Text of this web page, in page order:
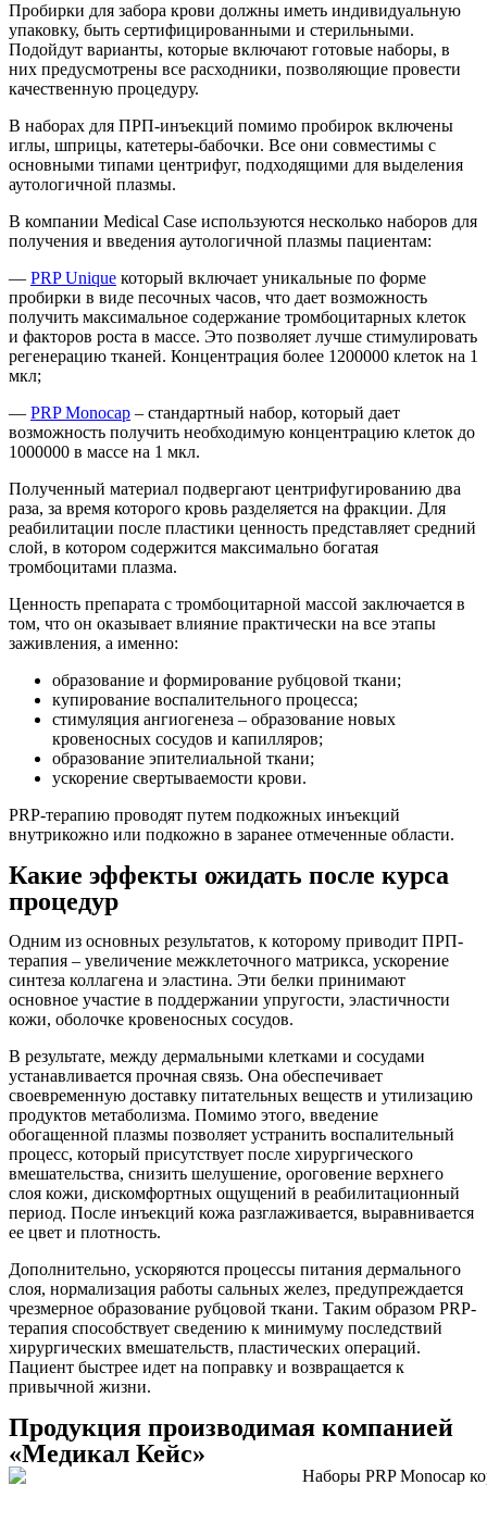
Пробирки для забора крови должны иметь индивидуальную
упаковку, быть сертифицированными и стерильными.
Подойдут варианты, которые включают готовые наборы, в
них предусмотрены все расходники, позволяющие провести
качественную процедуру.
В наборах для ПРП-инъекций помимо пробирок включены
иглы, шприцы, катетеры-бабочки. Все они совместимы с
основными типами центрифуг, подходящими для выделения
аутологичной плазмы.
В компании Medical Case используются несколько наборов для
получения и введения аутологичной плазмы пациентам:
— PRP Unique который включает уникальные по форме
пробирки в виде песочных часов, что дает возможность
получить максимальное содержание тромбоцитарных клеток
и факторов роста в массе. Это позволяет лучше стимулировать
регенерацию тканей. Концентрация более 1200000 клеток на 1
мкл;
— PRP Monocap – стандартный набор, который дает
возможность получить необходимую концентрацию клеток до
1000000 в массе на 1 мкл.
Полученный материал подвергают центрифугированию два
раза, за время которого кровь разделяется на фракции. Для
реабилитации после пластики ценность представляет средний
слой, в котором содержится максимально богатая
тромбоцитами плазма.
Ценность препарата с тромбоцитарной массой заключается в
том, что он оказывает влияние практически на все этапы
заживления, а именно:
образование и формирование рубцовой ткани;
купирование воспалительного процесса;
стимуляция ангиогенеза – образование новых
кровеносных сосудов и капилляров;
образование эпителиальной ткани;
ускорение свертываемости крови.
PRP-терапию проводят путем подкожных инъекций
внутрикожно или подкожно в заранее отмеченные области.
Какие эффекты ожидать после курса
процедур
Одним из основных результатов, к которому приводит ПРП-
терапия – увеличение межклеточного матрикса, ускорение
синтеза коллагена и эластина. Эти белки принимают
основное участие в поддержании упругости, эластичности
кожи, оболочке кровеносных сосудов.
В результате, между дермальными клетками и сосудами
устанавливается прочная связь. Она обеспечивает
своевременную доставку питательных веществ и утилизацию
продуктов метаболизма. Помимо этого, введение
обогащенной плазмы позволяет устранить воспалительный
процесс, который присутствует после хирургического
вмешательства, снизить шелушение, ороговение верхнего
слоя кожи, дискомфортных ощущений в реабилитационный
период. После инъекций кожа разглаживается, выравнивается
ее цвет и плотность.
Дополнительно, ускоряются процессы питания дермального
слоя, нормализация работы сальных желез, предупреждается
чрезмерное образование рубцовой ткани. Таким образом PRP-
терапия способствует сведению к минимуму последствий
хирургических вмешательств, пластических операций.
Пациент быстрее идет на поправку и возвращается к
привычной жизни.
Продукция производимая компанией
«Медикал Кейс»